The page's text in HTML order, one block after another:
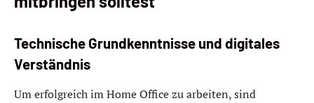
Technische Grundkenntnisse und digitales
Verständnis
Um erfolgreich im Home Office zu arbeiten, sind